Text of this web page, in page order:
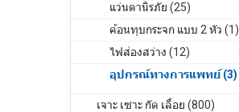
แว่นตานิรภัย (25)
ค้อนทุบกระจก แบบ 2 หัว (1)
ไฟส่องสว่าง (12)
อุปกรณ์ทางการแพทย์ (3)
เจาะ เซาะ กัด เลื่อย (800)